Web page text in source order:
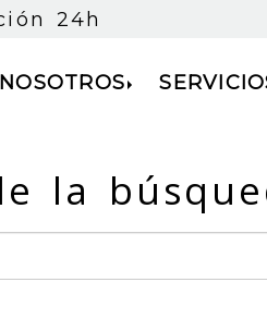
24h
NOSOTROS
la